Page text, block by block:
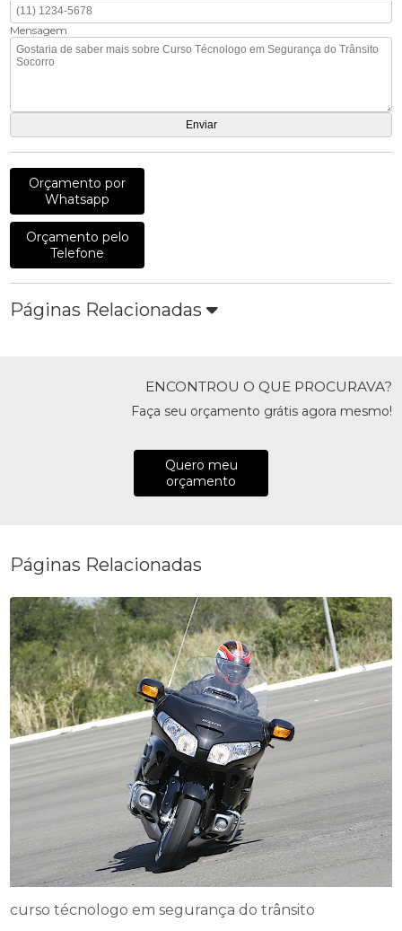
Mensagem
Orçamento por
Whatsapp
Orçamento pelo
Telefone
Páginas Relacionadas
ENCONTROU O QUE PROCURAVA?
Faça seu orçamento grátis agora mesmo!
Quero meu
orçamento
Páginas Relacionadas
curso técnologo em segurança do trânsito